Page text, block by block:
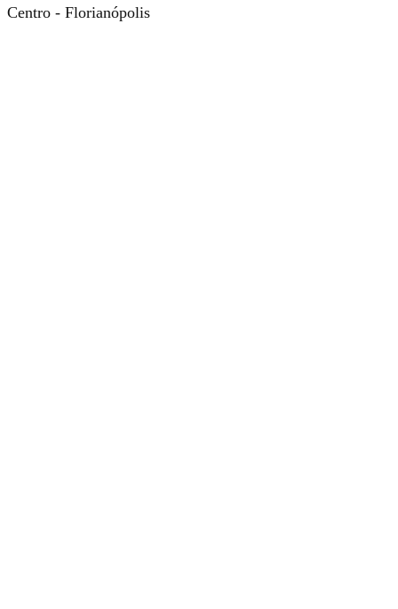
Centro - Florianópolis